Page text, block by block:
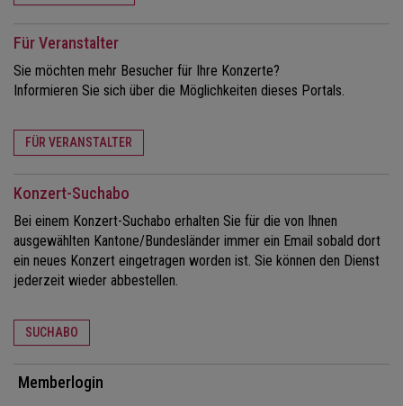
Für Veranstalter
Sie möchten mehr Besucher für Ihre Konzerte?
Informieren Sie sich über die Möglichkeiten dieses Portals.
FÜR VERANSTALTER
Konzert-Suchabo
Bei einem Konzert-Suchabo erhalten Sie für die von Ihnen
ausgewählten Kantone/Bundesländer immer ein Email sobald dort
ein neues Konzert eingetragen worden ist. Sie können den Dienst
jederzeit wieder abbestellen.
SUCHABO
Memberlogin